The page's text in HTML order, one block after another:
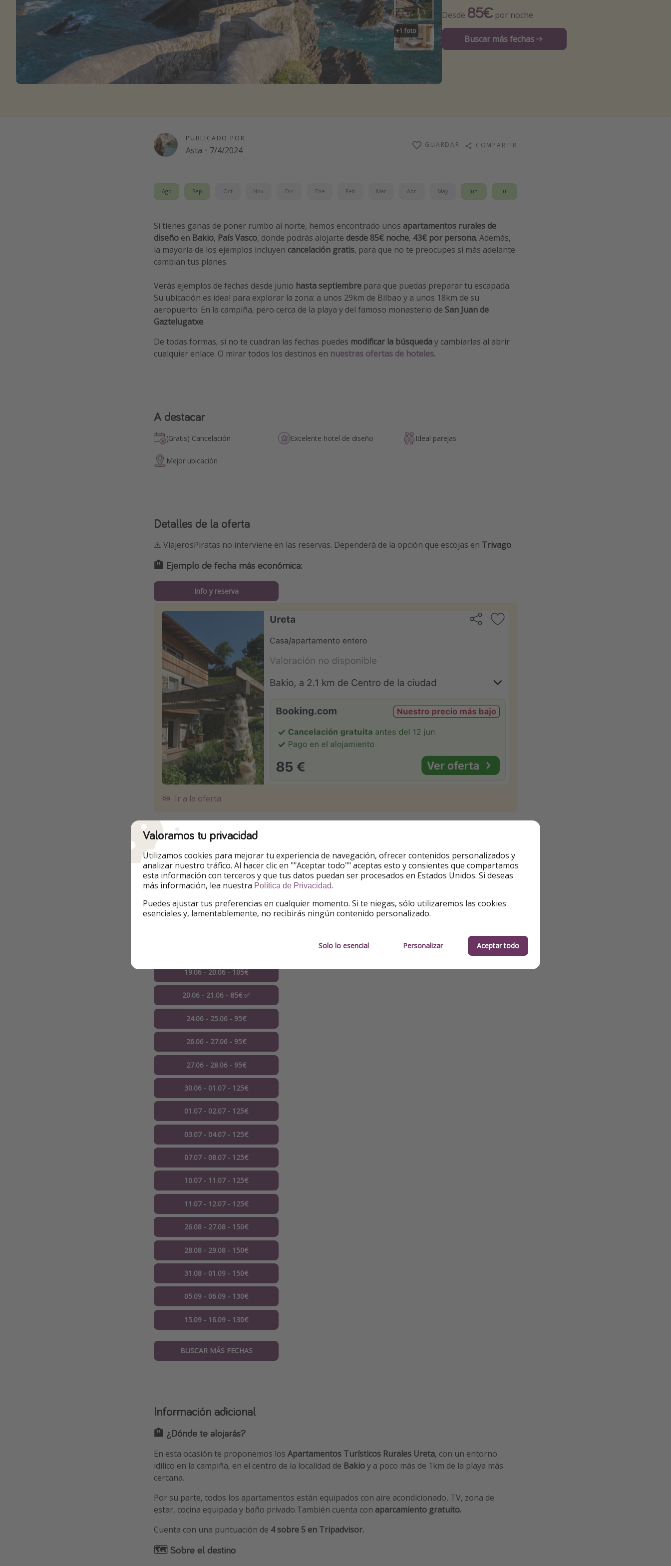
+1 foto
Desde 85€ por noche
Buscar más fechas
PUBLICADO POR
Asta · 7/4/2024
GUARDAR COMPARTIR
Ago Sep Oct Nov Dic Ene Feb Mar Abr May Jun Jul
Si tienes ganas de poner rumbo al norte, hemos encontrado unos apartamentos rurales de
diseño en Bakio, País Vasco, donde podrás alojarte desde 85€ noche, 43€ por persona. Además,
la mayoría de los ejemplos incluyen cancelación gratis, para que no te preocupes si más adelante
cambian tus planes.
Verás ejemplos de fechas desde junio hasta septiembre para que puedas preparar tu escapada.
Su ubicación es ideal para explorar la zona: a unos 29km de Bilbao y a unos 18km de su
aeropuerto. En la campiña, pero cerca de la playa y del famoso monasterio de San Juan de
Gaztelugatxe.
De todas formas, si no te cuadran las fechas puedes modificar la búsqueday cambiarlas al abrir
cualquier enlace. O mirar todos los destinos en nuestras ofertas de hoteles.
A destacar
(Gratis) Cancelación Excelente hotel de diseño Ideal parejas
Mejor ubicación
Detalles de la oferta
⚠️ ViajerosPiratas no interviene en las reservas. Dependerá de la opción que escojas en Trivago.
🏨 Ejemplo de fecha más económica:
Info y reserva
Ir a la oferta
Otras opciones
✅ Las fechas son ejemplos.Puedes cambiarlas.
✅El precioesporestancia.
19.06 - 20.06 - 105€
20.06 - 21.06 - 85€ ✅
24.06 - 25.06 - 95€
26.06 - 27.06 - 95€
27.06 - 28.06 - 95€
30.06 - 01.07 - 125€
01.07 - 02.07 - 125€
03.07 - 04.07 - 125€
07.07 - 08.07 - 125€
10.07 - 11.07 - 125€
11.07 - 12.07 - 125€
26.08 - 27.08 - 150€
28.08 - 29.08 - 150€
31.08 - 01.09 - 150€
05.09 - 06.09 - 130€
15.09 - 16.09 - 130€
BUSCAR MÁS FECHAS
Información adicional
🏨 ¿Dónde te alojarás?
En esta ocasión te proponemos los Apartamentos Turísticos Rurales Ureta, con un entorno
idílico en la campiña, en el centro de la localidad de Bakioy a poco más de 1km de la playa más
cercana.
Por su parte, todos los apartamentos están equipados con aire acondicionado, TV, zona de
estar, cocina equipada y baño privado.También cuenta con aparcamiento gratuito.
Cuenta con una puntuación de 4 sobre 5 en Tripadvisor.
🗺 Sobre el destino
Valoramos tu privacidad
Utilizamos cookies para mejorar tu experiencia de navegación, ofrecer contenidos personalizados y
analizar nuestro tráfico. Al hacer clic en ""Aceptar todo"" aceptas esto y consientes que compartamos
esta información con terceros y que tus datos puedan ser procesados en Estados Unidos. Si deseas
más información, lea nuestra Política de Privacidad.
Puedes ajustar tus preferencias en cualquier momento. Si te niegas, sólo utilizaremos las cookies
esenciales y, lamentablemente, no recibirás ningún contenido personalizado.
Solo lo esencial Personalizar Aceptar todo